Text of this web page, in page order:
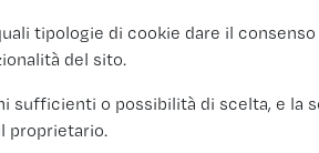
tipologie di cookie dare il
del sito.
o possibilità di scelta, e la
proprietario.